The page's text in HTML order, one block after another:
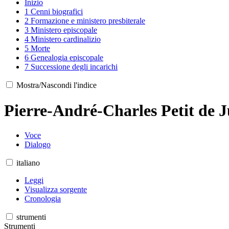
Inizio
1 Cenni biografici
2 Formazione e ministero presbiterale
3 Ministero episcopale
4 Ministero cardinalizio
5 Morte
6 Genealogia episcopale
7 Successione degli incarichi
Mostra/Nascondi l'indice
Pierre-André-Charles Petit de
Voce
Dialogo
italiano
Leggi
Visualizza sorgente
Cronologia
strumenti
Strumenti